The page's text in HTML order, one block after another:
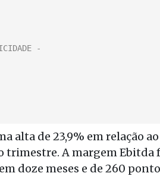
alta de 23,9% em relação
trimestre. A margem Ebitda
doze meses e de 260